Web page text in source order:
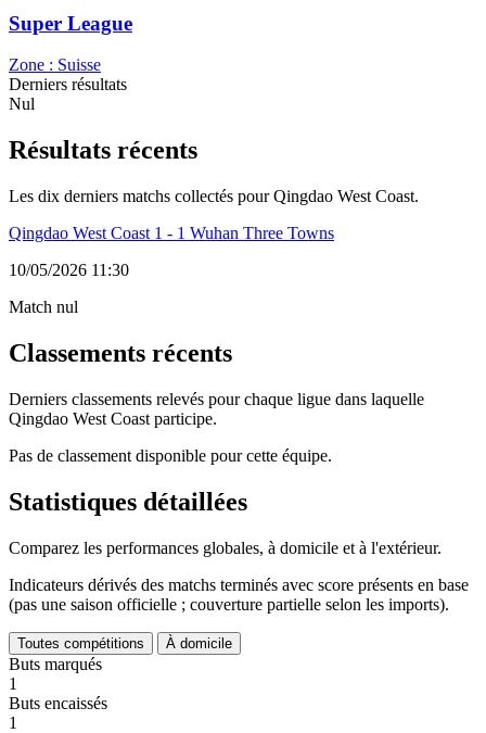
Super League
Zone : Suisse
Derniers résultats
Nul
Résultats récents
Les dix derniers matchs collectés pour Qingdao West Coast.
Qingdao West Coast 1 - 1 Wuhan Three Towns
10/05/2026 11:30
Match nul
Classements récents
Derniers classements relevés pour chaque ligue dans laquelle
Qingdao West Coast participe.
Pas de classement disponible pour cette équipe.
Statistiques détaillées
Comparez les performances globales, à domicile et à l'extérieur.
Indicateurs dérivés des matchs terminés avec score présents en base
(pas une saison officielle ; couverture partielle selon les imports).
Toutes compétitions À domicile
Buts marqués
1
Buts encaissés
1